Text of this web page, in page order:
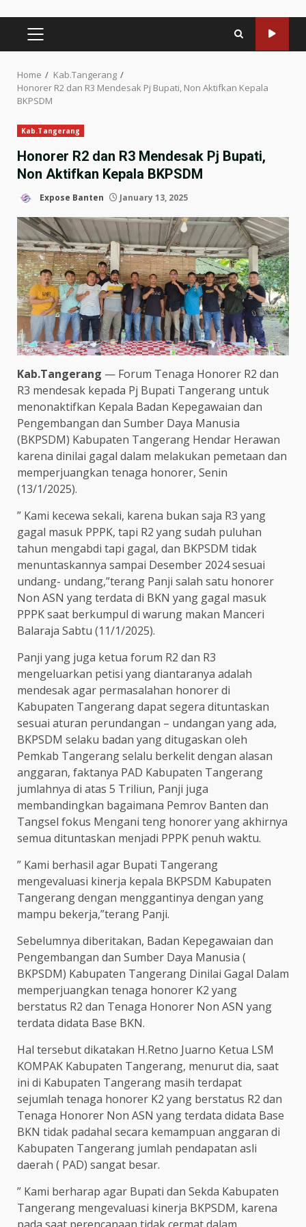
PRIMARY
MENU
Home
Kab.Tangerang
Honorer R2 dan R3 Mendesak Pj Bupati, Non Aktifkan Kepala
BKPSDM
Kab.Tangerang
Honorer R2 dan R3 Mendesak Pj Bupati,
Non Aktifkan Kepala BKPSDM
Expose Banten January 13, 2025
Kab.Tangerang — Forum Tenaga Honorer R2 dan
R3 mendesak kepada Pj Bupati Tangerang untuk
menonaktifkan Kepala Badan Kepegawaian dan
Pengembangan dan Sumber Daya Manusia
(BKPSDM) Kabupaten Tangerang Hendar Herawan
karena dinilai gagal dalam melakukan pemetaan dan
memperjuangkan tenaga honorer, Senin
(13/1/2025).
” Kami kecewa sekali, karena bukan saja R3 yang
gagal masuk PPPK, tapi R2 yang sudah puluhan
tahun mengabdi tapi gagal, dan BKPSDM tidak
menuntaskannya sampai Desember 2024 sesuai
undang- undang,”terang Panji salah satu honorer
Non ASN yang terdata di BKN yang gagal masuk
PPPK saat berkumpul di warung makan Manceri
Balaraja Sabtu (11/1/2025).
Panji yang juga ketua forum R2 dan R3
mengeluarkan petisi yang diantaranya adalah
mendesak agar permasalahan honorer di
Kabupaten Tangerang dapat segera dituntaskan
sesuai aturan perundangan – undangan yang ada,
BKPSDM selaku badan yang ditugaskan oleh
Pemkab Tangerang selalu berkelit dengan alasan
anggaran, faktanya PAD Kabupaten Tangerang
jumlahnya di atas 5 Triliun, Panji juga
membandingkan bagaimana Pemrov Banten dan
Tangsel fokus Mengani teng honorer yang akhirnya
semua dituntaskan menjadi PPPK penuh waktu.
” Kami berhasil agar Bupati Tangerang
mengevaluasi kinerja kepala BKPSDM Kabupaten
Tangerang dengan menggantinya dengan yang
mampu bekerja,”terang Panji.
Sebelumnya diberitakan, Badan Kepegawaian dan
Pengembangan dan Sumber Daya Manusia (
BKPSDM) Kabupaten Tangerang Dinilai Gagal Dalam
memperjuangkan tenaga honorer K2 yang
berstatus R2 dan Tenaga Honorer Non ASN yang
terdata didata Base BKN.
Hal tersebut dikatakan H.Retno Juarno Ketua LSM
KOMPAK Kabupaten Tangerang, menurut dia, saat
ini di Kabupaten Tangerang masih terdapat
sejumlah tenaga honorer K2 yang berstatus R2 dan
Tenaga Honorer Non ASN yang terdata didata Base
BKN tidak padahal secara kemampuan anggaran di
Kabupaten Tangerang jumlah pendapatan asli
daerah ( PAD) sangat besar.
” Kami berharap agar Bupati dan Sekda Kabupaten
Tangerang mengevaluasi kinerja BKPSDM, karena